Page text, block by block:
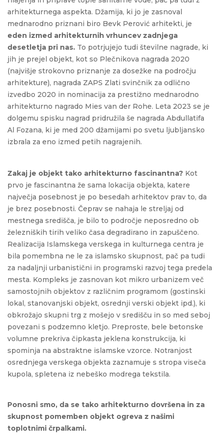
arhitekturnega aspekta. Džamija, ki jo je zasnoval
mednarodno priznani biro Bevk Perović arhitekti, je
eden izmed arhitekturnih vrhuncev zadnjega
desetletja pri nas. To potrjujejo tudi številne nagrade, ki
jih je prejel objekt, kot so Plečnikova nagrada 2020
(najvišje strokovno priznanje za dosežke na področju
arhitekture), nagrada ZAPS Zlati svinčnik za odlično
izvedbo 2020 in nominacija za prestižno mednarodno
arhitekturno nagrado Mies van der Rohe. Leta 2023 se je
dolgemu spisku nagrad pridružila še nagrada Abdullatifa
Al Fozana, ki je med 200 džamijami po svetu ljubljansko
izbrala za eno izmed petih nagrajenih.
Zakaj je objekt tako arhitekturno fascinantna? Kot
prvo je fascinantna že sama lokacija objekta, katere
največja posebnost je po besedah arhitektov prav to, da
je brez posebnosti. Čeprav se nahaja le streljaj od
mestnega središča, je bilo to področje neposredno ob
železniških tirih veliko časa degradirano in zapuščeno.
Realizacija Islamskega verskega in kulturnega centra je
bila pomembna ne le za islamsko skupnost, pač pa tudi
za nadaljnji urbanistični in programski razvoj tega predela
mesta. Kompleks je zasnovan kot mikro urbanizem več
samostojnih objektov z različnim programom (gostinski
lokal, stanovanjski objekt, osrednji verski objekt ipd.), ki
obkrožajo skupni trg z mošejo v središču in so med seboj
povezani s podzemno kletjo. Preproste, bele betonske
volumne prekriva čipkasta jeklena konstrukcija, ki
spominja na abstraktne islamske vzorce. Notranjost
osrednjega verskega objekta zaznamuje s stropa viseča
kupola, spletena iz nebeško modrega tekstila.
Ponosni smo, da se tako arhitekturno dovršena in za
skupnost pomemben objekt ogreva z našimi
toplotnimi črpalkami.